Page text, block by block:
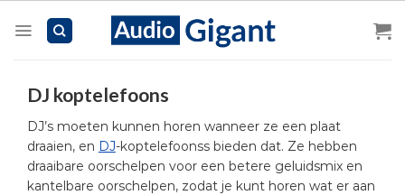
DJ koptelefoons
DJ’s moeten kunnen horen wanneer ze een plaat
draaien, en DJ-koptelefoonss bieden dat. Ze hebben
draaibare oorschelpen voor een betere geluidsmix en
kantelbare oorschelpen, zodat je kunt horen wat er aan